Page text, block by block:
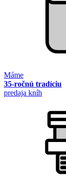
Máme
35-ročnú tradíciu
predaja kníh